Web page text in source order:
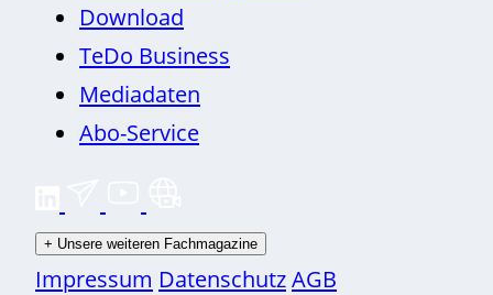
Download
TeDo Business
Mediadaten
Abo-Service
+ Unsere weiteren Fachmagazine
Impressum DatenschutzAGB